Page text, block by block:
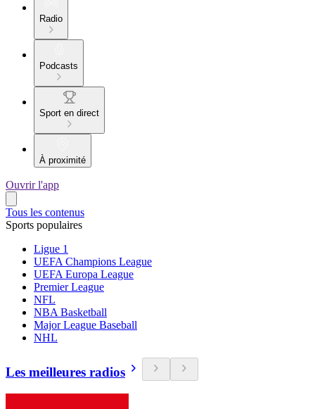
Radio
Podcasts
Sport en direct
À proximité
Ouvrir l'app
Tous les contenus
Sports populaires
Ligue 1
UEFA Champions League
UEFA Europa League
Premier League
NFL
NBA Basketball
Major League Baseball
NHL
Les meilleures radios